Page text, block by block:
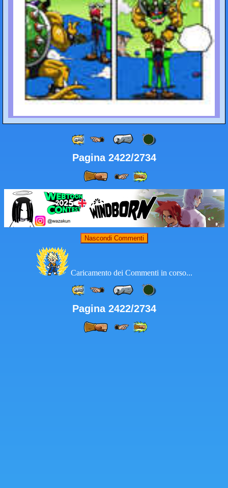
Pagina 2422/2734
Nascondi Commenti
Caricamento dei Commenti in corso...
Pagina 2422/2734